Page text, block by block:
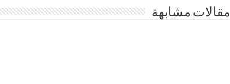
مقالات مشابهة